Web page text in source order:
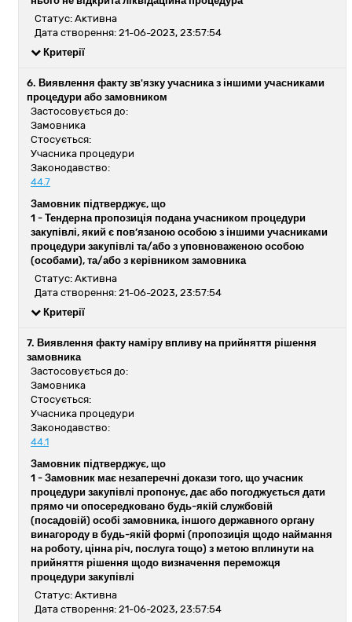
Статус: Активна
Дата створення: 21-06-2023, 23:57:54
Критерії
6. Виявлення факту зв'язку учасника з іншими учасниками
процедури або замовником
Застосовується до:
Замовника
Стосується:
Учасника процедури
Законодавство:
44.7
Замовник підтверджує, що
1 - Тендерна пропозиція подана учасником процедури
закупівлі, який є пов’язаною особою з іншими учасниками
процедури закупівлі та/або з уповноваженою особою
(особами), та/або з керівником замовника
Статус: Активна
Дата створення: 21-06-2023, 23:57:54
Критерії
7. Виявлення факту наміру впливу на прийняття рішення
замовника
Застосовується до:
Замовника
Стосується:
Учасника процедури
Законодавство:
44.1
Замовник підтверджує, що
1 - Замовник має незаперечні докази того, що учасник
процедури закупівлі пропонує, дає або погоджується дати
прямо чи опосередковано будь-якій службовій
(посадовій) особі замовника, іншого державного органу
винагороду в будь-якій формі (пропозиція щодо наймання
на роботу, цінна річ, послуга тощо) з метою вплинути на
прийняття рішення щодо визначення переможця
процедури закупівлі
Статус: Активна
Дата створення: 21-06-2023, 23:57:54